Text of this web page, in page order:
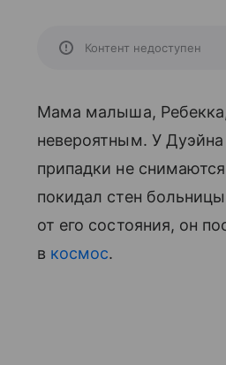
Контент недоступен
Мама малыша, Ребекка,
невероятным. У Дуэйна
припадки не
покидал стен
от его состояния, он
в космос.